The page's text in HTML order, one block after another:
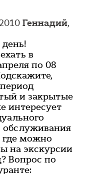
Геннадий,
в
по 08
и закрытые
интересует
обслуживания
где можно
на экскурсии
Вопрос по